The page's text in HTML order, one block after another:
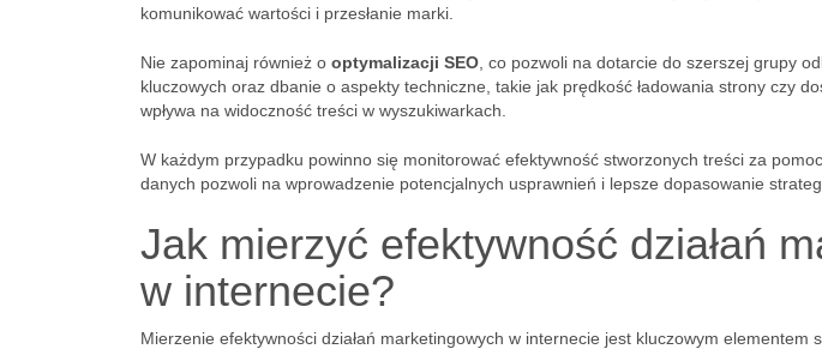
komunikować wartości i przesłanie marki.
Nie zapominaj również o optymalizacji SEO , co pozwoli na dotarcie do szerszej grupy
kluczowych oraz dbanie o aspekty techniczne, takie jak prędkość ładowania strony czy
wpływa na widoczność treści w wyszukiwarkach.
W każdym przypadku powinno się monitorować efektywność stworzonych treści za
danych pozwoli na wprowadzenie potencjalnych usprawnień i lepsze dopasowanie
Jak mierzyć efektywność działań
w internecie?
Mierzenie efektywności działań marketingowych w internecie jest kluczowym elementem